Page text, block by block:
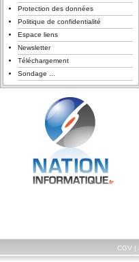
Protection des données
Politique de confidentialité
Espace liens
Newsletter
Téléchargement
Sondage ...
CGV